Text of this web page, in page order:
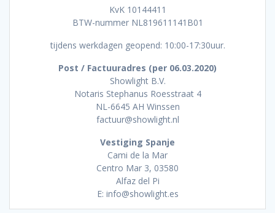
KvK 10144411
BTW-nummer NL819611141B01
tijdens werkdagen geopend: 10:00-17:30uur.
Post / Factuuradres (per 06.03.2020)
Showlight B.V.
Notaris Stephanus Roesstraat 4
NL-6645 AH Winssen
factuur@showlight.nl
Vestiging Spanje
Cami de la Mar
Centro Mar 3, 03580
Alfaz del Pi
E: info@showlight.es